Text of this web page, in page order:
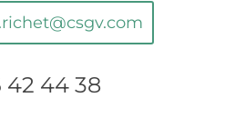
42 44 38